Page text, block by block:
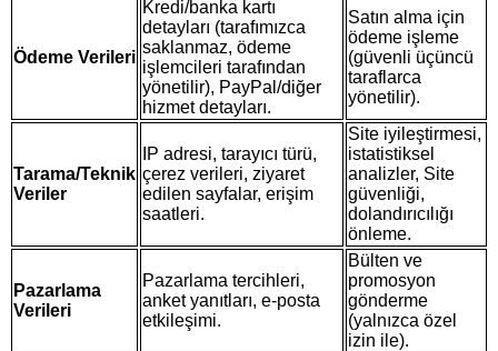
Ödeme Verileri
Kredi/banka kartı
detayları (tarafımızca
saklanmaz, ödeme
işlemcileri tarafından
yönetilir), PayPal/diğer
hizmet detayları.
Satın alma için
ödeme işleme
(güvenli üçüncü
taraflarca
yönetilir).
Tarama/Teknik
Veriler
IP adresi, tarayıcı türü,
çerez verileri, ziyaret
edilen sayfalar, erişim
saatleri.
Site iyileştirmesi,
istatistiksel
analizler, Site
güvenliği,
dolandırıcılığı
önleme.
Pazarlama
Verileri
Pazarlama tercihleri,
anket yanıtları, e-posta
etkileşimi.
Bülten ve
promosyon
gönderme
(yalnızca özel
izin ile).